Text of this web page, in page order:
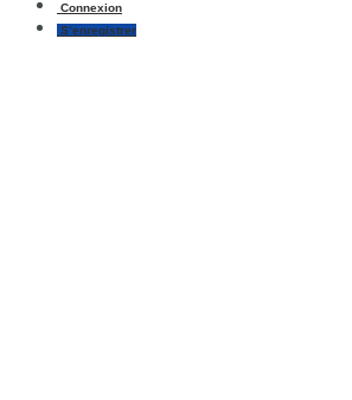
Connexion
S’enregistrer